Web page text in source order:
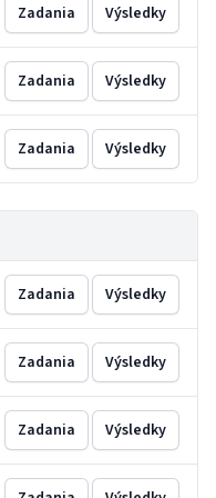
Zadania Výsledky
Zadania Výsledky
Zadania Výsledky
Zadania Výsledky
Zadania Výsledky
Zadania Výsledky